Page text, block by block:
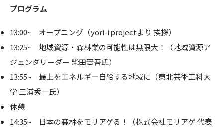
プログラム
13:00~ オープニング（yori-i projectより 挨拶）
13:25~ 地域資源・森林業の可能性は無限大！（地域資源ア
ジェンダリーダー 柴田晋吾氏）
13:55~ 最上をエネルギー自給する地域に（東北芸術工科大
学 三浦秀一氏）
休憩
14:35~ 日本の森林をモリアゲる！（株式会社モリアゲ 代表